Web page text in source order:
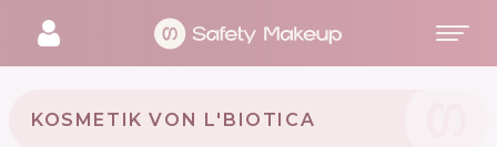
KOSMETIK VON L'BIOTICA 🇵🇱